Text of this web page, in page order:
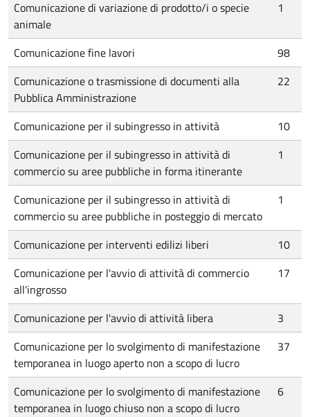
Comunicazione di variazione di prodotto/i o specie
animale
1
Comunicazione fine lavori
98
Comunicazione o trasmissione di documenti alla
Pubblica Amministrazione
22
Comunicazione per il subingresso in attività
10
Comunicazione per il subingresso in attività di
commercio su aree pubbliche in forma itinerante
1
Comunicazione per il subingresso in attività di
commercio su aree pubbliche in posteggio di mercato
1
Comunicazione per interventi edilizi liberi
10
Comunicazione per l'avvio di attività di commercio
all'ingrosso
17
Comunicazione per l'avvio di attività libera
3
Comunicazione per lo svolgimento di manifestazione
temporanea in luogo aperto non a scopo di lucro
37
Comunicazione per lo svolgimento di manifestazione
temporanea in luogo chiuso non a scopo di lucro
6